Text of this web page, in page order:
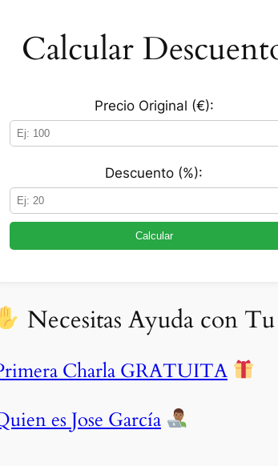
Calcular
Precio Original (€):
Descuento (%):
Calcular
Necesitas Ayuda con
Charla GRATUITA
es Jose García